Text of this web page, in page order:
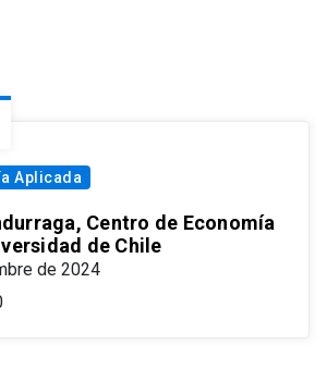
Aplicada
Centro de Economía
de Chile
de 2024